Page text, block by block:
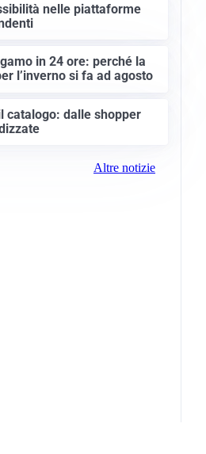
nelle piattaforme
in 24 ore: perché la
l’inverno si fa ad agosto
catalogo: dalle shopper
Altre notizie